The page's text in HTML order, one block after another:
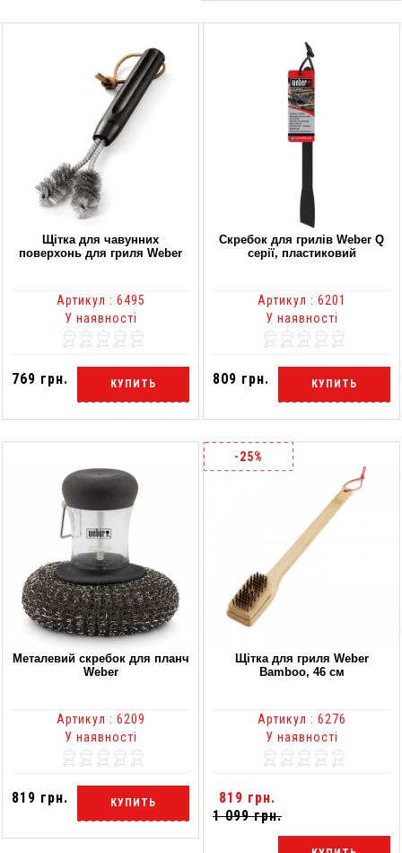
Щітка для чавунних
поверхонь для гриля Weber
Артикул : 6495
У наявності
769 грн. КУПИТЬ
Скребок для грилів Weber Q
серії, пластиковий
Артикул : 6201
У наявності
809 грн. КУПИТЬ
Металевий скребок для планч
Weber
Артикул : 6209
У наявності
819 грн. КУПИТЬ
-25%
Щітка для гриля Weber
Bamboo, 46 см
Артикул : 6276
У наявності
819 грн.
1 099 грн.